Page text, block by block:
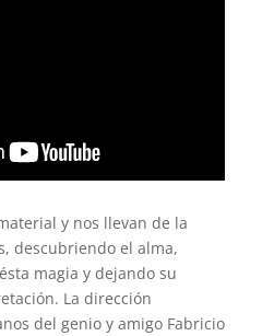
y nos llevan de la
descubriendo el alma,
magia y dejando su
La dirección
del genio y amigo Fabricio